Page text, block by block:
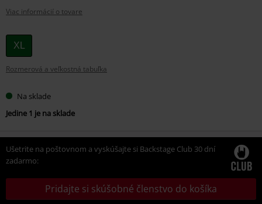
Viac informácií o tovare
Vyberte
si
veľkosť
XL
Rozmerová a veľkostná tabuľka
Na sklade
Jedine 1 je na sklade
Ušetrite na poštovnom a vyskúšajte si Backstage Club 30 dní
zadarmo:
Pridajte si skúšobné členstvo do košíka